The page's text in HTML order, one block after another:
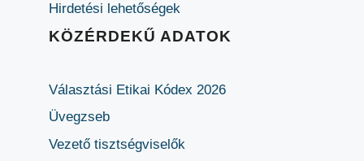
Hirdetési lehetőségek
KÖZÉRDEKŰ ADATOK
Választási Etikai Kódex 2026
Üvegzseb
Vezető tisztségviselők